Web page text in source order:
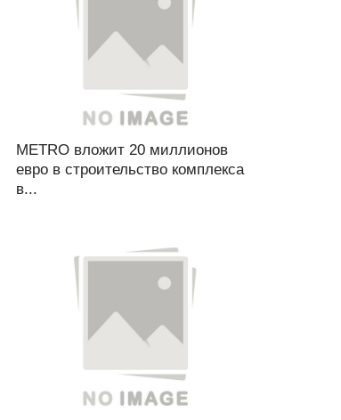
METRO вложит 20 миллионов
евро в строительство комплекса
в...